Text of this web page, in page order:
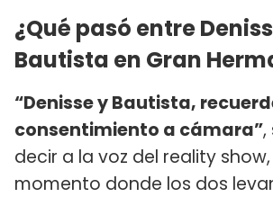
¿Qué pasó entre
Bautista en Gran
“Denisse y Bautista,
consentimiento a cámara”,
decir a la voz del reality
momento donde los dos